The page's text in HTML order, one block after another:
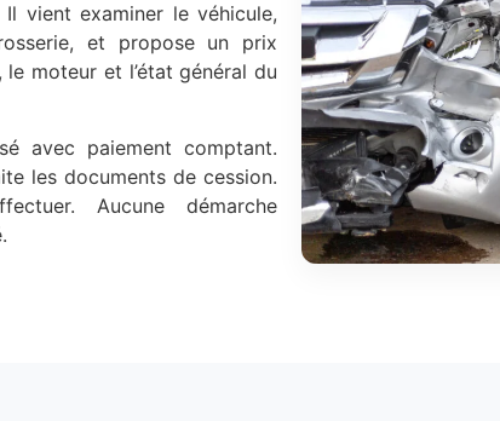
Il vient examiner le véhicule,
et propose un prix
moteur et l’état général du
avec paiement comptant.
les documents de cession.
Aucune démarche